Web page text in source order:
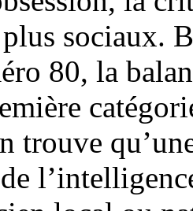
sociaux.
80, la
trouve